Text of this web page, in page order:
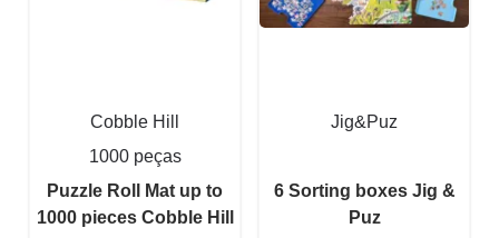
Cobble Hill
1000 peças
Puzzle Roll Mat up to
1000 pieces Cobble Hill
Jig&Puz
6 Sorting boxes Jig &
Puz